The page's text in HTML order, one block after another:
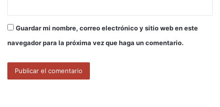
Guardar mi nombre, correo electrónico y sitio web en este
navegador para la próxima vez que haga un comentario.